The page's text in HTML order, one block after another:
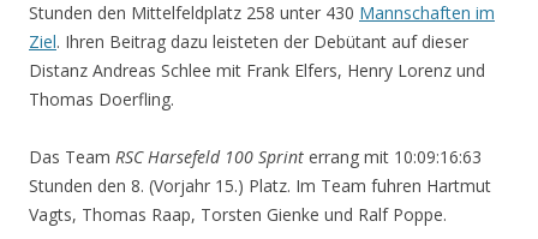
Stunden den Mittelfeldplatz 258 unter 430 Mannschaften im
Ziel. Ihren Beitrag dazu leisteten der Debütant auf dieser
Distanz Andreas Schlee mit Frank Elfers, Henry Lorenz und
Thomas Doerfling.
Das Team RSC Harsefeld 100 Sprint errang mit 10:09:16:63
Stunden den 8. (Vorjahr 15.) Platz. Im Team fuhren Hartmut
Vagts, Thomas Raap, Torsten Gienke und Ralf Poppe.